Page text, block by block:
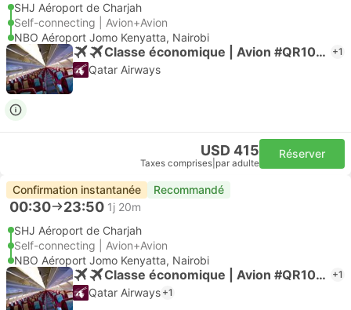
SHJ Aéroport de Charjah
Self-connecting | Avion+Avion
NBO Aéroport Jomo Kenyatta, Nairobi
Classe économique | Avion #QR1059 +1
Qatar Airways
USD 415
Taxes comprises par adulte
Réserver
Confirmation instantanée Recommandé
00:30 23:50 1j 20m
SHJ Aéroport de Charjah
Self-connecting | Avion+Avion
NBO Aéroport Jomo Kenyatta, Nairobi
Classe économique | Avion #QR1059 +1
Qatar Airways +1